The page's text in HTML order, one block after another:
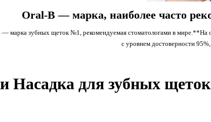
Oral-B — марка, наиболее часто
марка зубных щеток №1, рекомендуемая стоматологами в мире.**На
с уровнем достоверности
Насадка для зубных